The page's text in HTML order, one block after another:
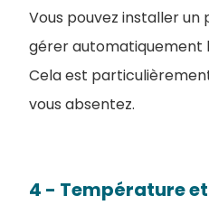
Vous pouvez installer
gérer automatiquement
Cela est
vous absentez.
4 - Température et